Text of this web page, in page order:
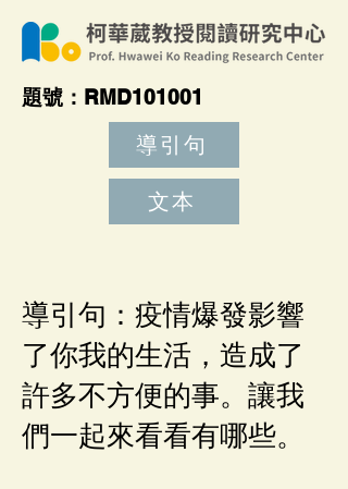
題號：RMD101001
導引句
文本
導引句：疫情爆發影響
了你我的生活，造成了
許多不方便的事。讓我
們一起來看看有哪些。